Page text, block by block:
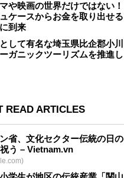
や映画の世界だけではない！
ケースからお金を取り出せる
到来
して有名な埼玉県比企郡小川
ガニックツーリズムを推進し
READ ARTICLES
省、文化セクター伝統の日の
う – Vietnam.vn